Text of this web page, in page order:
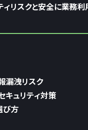
リスクと安全に業務利
漏洩リスク
キュリティ対策
び方